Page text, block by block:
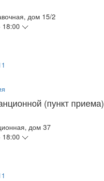
дом 15/2
18:00
(пункт приема)
дом 37
18:00